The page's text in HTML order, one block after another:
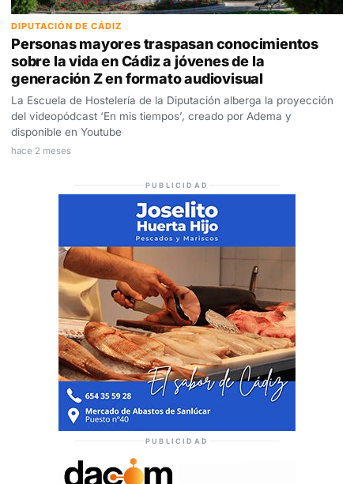
DIPUTACIÓN DE CÁDIZ
Personas mayores traspasan conocimientos
sobre la vida en Cádiz a jóvenes de la
generación Z en formato audiovisual
La Escuela de Hostelería de la Diputación alberga la proyección
del videopódcast ‘En mis tiempos’, creado por Adema y
disponible en Youtube
hace 2 meses
PUBLICIDAD
PUBLICIDAD